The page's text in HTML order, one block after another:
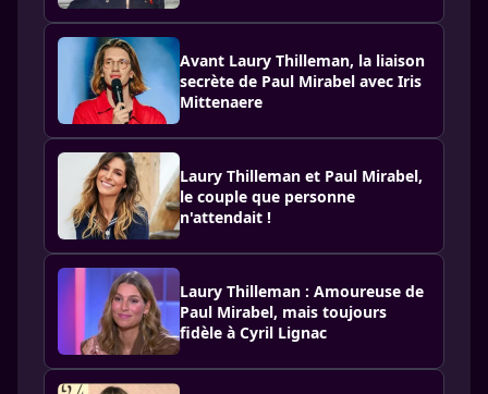
Avant Laury Thilleman, la liaison
secrète de Paul Mirabel avec Iris
Mittenaere
Laury Thilleman et Paul Mirabel,
le couple que personne
n'attendait !
Laury Thilleman : Amoureuse de
Paul Mirabel, mais toujours
fidèle à Cyril Lignac